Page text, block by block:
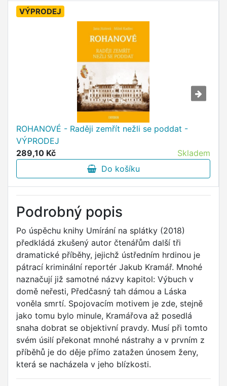
VÝPRODEJ
ROHANOVÉ - Raději zemřít nežli se poddat -
VÝPRODEJ
289,10 Kč
Skladem
Do košíku
Podrobný popis
Po úspěchu knihy Umírání na splátky (2018)
předkládá zkušený autor čtenářům další tři
dramatické příběhy, jejichž ústředním hrdinou je
pátrací kriminální reportér Jakub Kramář. Mnohé
naznačují již samotné názvy kapitol: Výbuch v
domě neřesti, Předčasný tah dámou a Láska
voněla smrtí. Spojovacím motivem je zde, stejně
jako tomu bylo minule, Kramářova až posedlá
snaha dobrat se objektivní pravdy. Musí při tomto
svém úsilí překonat mnohé nástrahy a v prvním z
příběhů je do děje přímo zatažen únosem ženy,
která se nacházela v jeho blízkosti.